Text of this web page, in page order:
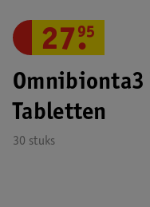
Tabletten
30 stuks
27.
95